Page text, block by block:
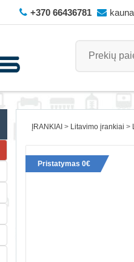
+370 66436781
ĮRANKIAI Litavimo įrankiai
Pristatymas 0€